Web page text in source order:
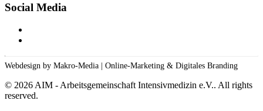
Social Media
Webdesign by Makro-Media | Online-Marketing & Digitales Branding
© 2026 AIM - Arbeitsgemeinschaft Intensivmedizin e.V.. All rights
reserved.